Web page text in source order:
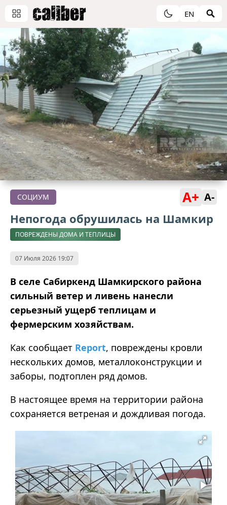
EN
СОЦИУМ A+ A-
Непогода обрушилась на Шамкир
ПОВРЕЖДЕНЫ ДОМА И ТЕПЛИЦЫ
07 Июля 2026 19:07
В селе Сабиркенд Шамкирского района
сильный ветер и ливень нанесли
серьезный ущерб теплицам и
фермерским хозяйствам.
Как сообщает Report, повреждены кровли
нескольких домов, металлоконструкции и
заборы, подтоплен ряд домов.
В настоящее время на территории района
сохраняется ветреная и дождливая погода.